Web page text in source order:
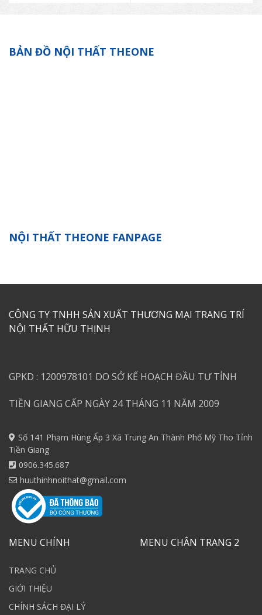
BẢN ĐỒ NỘI THẤT THEONE
NỘI THẤT THEONE FANPAGE
CÔNG TY TNHH SẢN XUẤT THƯƠNG MẠI TRANG TRÍ
NỘI THẤT HỮU THỊNH
GPKD : 1200978101 DO SỞ KẾ HOẠCH ĐẦU TƯ TỈNH
TIỀN GIANG CẤP NGÀY 24 THÁNG 11 NĂM 2009
Số 141 Phạm Hùng Ấp 3 Xã Trung An Thành Phố Mỹ Tho Tỉnh
Tiền Giang
0906.345.687
huuthinhnoithat@gmail.com
MENU CHÍNH
TRANG CHỦ
GIỚI THIỆU
CHÍNH SÁCH ĐẠI LÝ
MENU CHÂN TRANG 2